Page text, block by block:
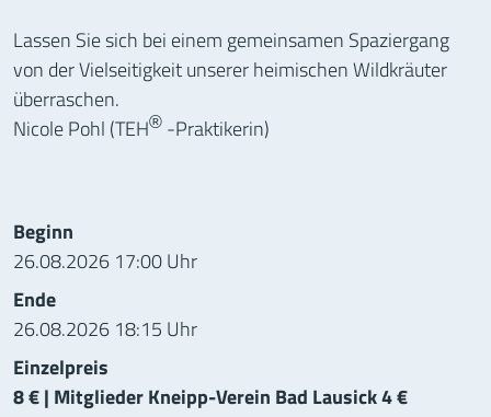
Lassen Sie sich bei einem gemeinsamen Spaziergang
von der Vielseitigkeit unserer heimischen Wildkräuter
überraschen.
Nicole Pohl (TEH® -Praktikerin)
Informationen zur Veranstaltung
Beginn
26.08.2026 17:00 Uhr
Ende
26.08.2026 18:15 Uhr
Einzelpreis
8 € | Mitglieder Kneipp-Verein Bad Lausick 4 €